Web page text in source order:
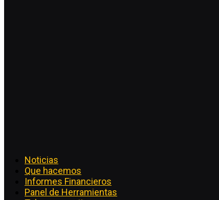
Noticias
Que hacemos
Informes Financieros
Panel de Herramientas